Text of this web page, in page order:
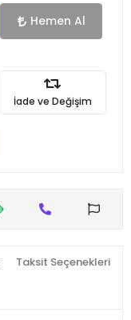
Hemen Al
İade ve Değişim
Taksit Seçenekleri